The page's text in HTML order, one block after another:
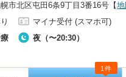
市北区屯田6条9丁目3番16号 【地
マイナ受付 (スマホ可)
夜（〜20:30）
1件